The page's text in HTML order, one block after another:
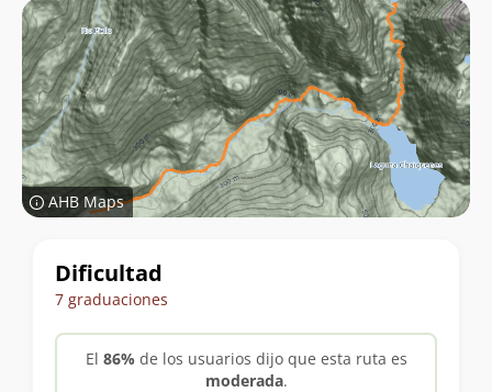
AHB Maps
Datos
del
trekking
Dificultad
7 graduaciones
El 86% de los usuarios dijo que esta ruta es
moderada.